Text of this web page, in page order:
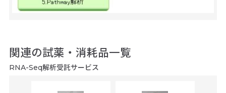
関連の試薬・消耗品一覧
RNA-Seq解析受託サービス